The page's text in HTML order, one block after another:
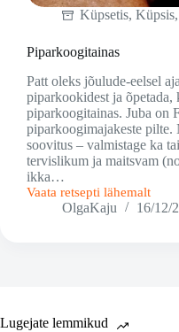
Küpsetis, Küpsis,
Piparkoogitainas
Patt oleks jõulude-eelsel
piparkookidest ja õpetada,
piparkoogitainas. Juba on
piparkoogimajakeste pilte.
soovitus – valmistage ka
tervislikum ja maitsvam
ikka…
Vaata retsepti lähemalt
Piparkoogitainas
OlgaKaju 16/12/
Lugejate lemmikud